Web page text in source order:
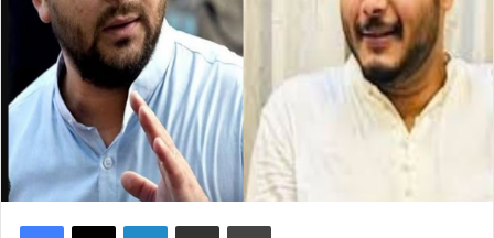
Facebook
X LinkedInShare via Email Print